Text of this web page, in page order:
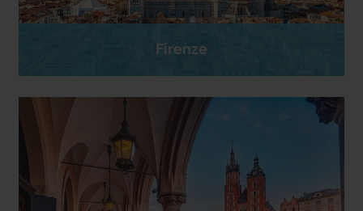
Firenze